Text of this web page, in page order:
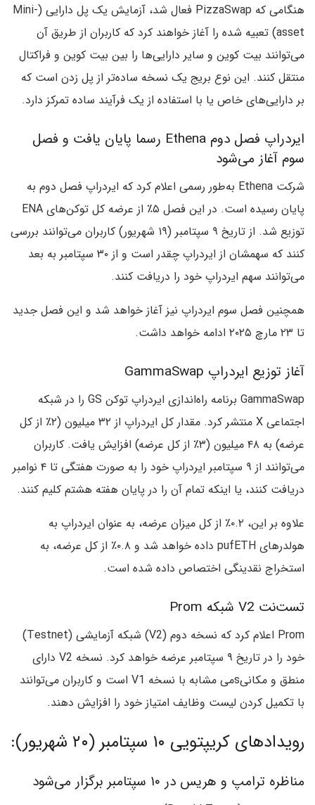
هنگامی که PizzaSwap فعال شد، آزمایش یک پل دارایی (Mini-
asset) تعبیه شده را آغاز خواهند کرد که کاربران از طریق آن
می‌توانند بیت کوین و سایر دارایی‌ها را بین بیت کوین و فراکتال
منتقل کنند. این نوع بریج یک نسخه ساده‌تر از پل زدن است که
بر دارایی‌های خاص یا با استفاده از یک فرآیند ساده تمرکز دارد.
ایردراپ فصل دوم Ethena رسما پایان یافت و فصل
سوم آغاز می‌شود
شرکت Ethena به‌طور رسمی اعلام کرد که ایردراپ فصل دوم به
پایان رسیده است. در این فصل ۵٪ از عرضه کل توکن‌های ENA
توزیع شد. از تاریخ ۹ سپتامبر (۱۹ شهریور) کاربران می‌توانند بررسی
کنند که سهمشان از ایردراپ چقدر است و از ۳۰ سپتامبر به بعد
می‌توانند سهم ایردراپ خود را دریافت کنند.
همچنین فصل سوم ایردراپ‌ نیز آغاز خواهد شد و این فصل جدید
تا ۲۳ مارچ ۲۰۲۵ ادامه خواهد داشت.
آغاز توزیع ایردراپ GammaSwap
GammaSwap برنامه راه‌اندازی ایردراپ توکن GS را در شبکه
اجتماعی X منتشر کرد. مقدار کل ایردراپ از ۳۲ میلیون (۲٪ از کل
عرضه) به ۴۸ میلیون (۳٪ از کل عرضه) افزایش یافت. کاربران
می‌توانند از ۹ سپتامبر ایردراپ‌ خود را به صورت هفتگی تا ۴ نوامبر
دریافت کنند، یا اینکه تمام آن‌ را در پایان هفته هشتم کلیم کنند.
علاوه بر این، ۰.۲٪ از کل میزان عرضه، به عنوان ایردراپ به
هولدرهای pufETH داده خواهد شد و ۰.۸٪ از کل عرضه، به
استخراج نقدینگی اختصاص داده شده است.
تست‌نت V2 شبکه Prom
Prom اعلام کرد که نسخه دوم (V2) شبکه آزمایشی (Testnet)
خود را در تاریخ ۹ سپتامبر عرضه خواهد کرد. نسخه V2 دارای
منطق و مکانیsمی مشابه با نسخه V1 است و کاربران می‌توانند
با تکمیل کردن لیست وظایف امتیاز خود را افزایش دهند.
رویدادهای کریپتویی ۱۰ سپتامبر (۲۰ شهریور):
مناظره ترامپ و هریس در ۱۰ سپتامبر برگزار می‌شود